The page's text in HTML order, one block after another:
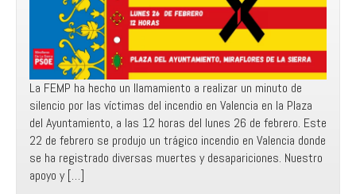
La FEMP ha hecho un llamamiento a realizar un minuto de
silencio por las víctimas del incendio en Valencia en la Plaza
del Ayuntamiento, a las 12 horas del lunes 26 de febrero. Este
22 de febrero se produjo un trágico incendio en Valencia donde
se ha registrado diversas muertes y desapariciones. Nuestro
apoyo y […]